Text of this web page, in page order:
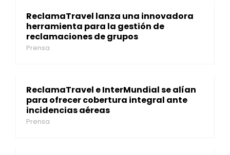
ReclamaTravel lanza una innovadora
herramienta para la gestión de
reclamaciones de grupos
Prensa
ReclamaTravel e InterMundial se alían
para ofrecer cobertura integral ante
incidencias aéreas
Prensa